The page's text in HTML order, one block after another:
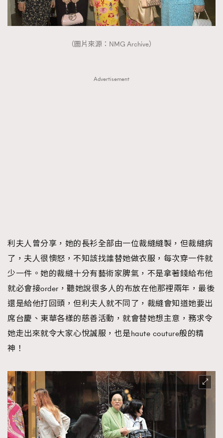
（圖片來源：NMG Archive）
Advertisement
利夫人曾分享，她的長衫全部由一位裁縫縫製，但裁縫病
了，夫人很懊怒，不知該找誰替她做衣服，每次穿一件就
少一件。她的裁縫十分有藝術家脾氣，不是拿著錢給布他
就必會接order，聽她說很多人的布放在他那裡兩年，最後
還是給他打回頭，但利夫人就不同了，裁縫會知道她要出
席台慶、東華各樣的慈善活動，就會替她想主意，務求令
她走出來就令大家心悅誠服，也是haute couture般的精
神！